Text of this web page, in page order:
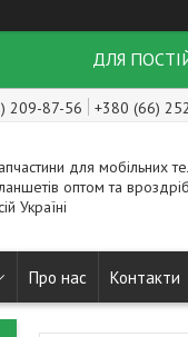
ДЛЯ
209-87-56 +380 (66)
для мобільних
оптом та
Україні
Про нас Контакти